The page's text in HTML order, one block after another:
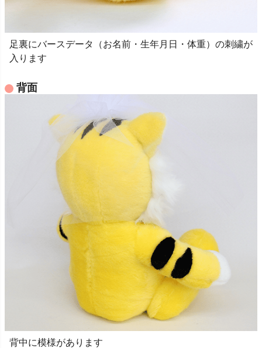
足裏にバースデータ（お名前・生年月日・体重）の刺繍が
入ります
背面
背中に模様があります